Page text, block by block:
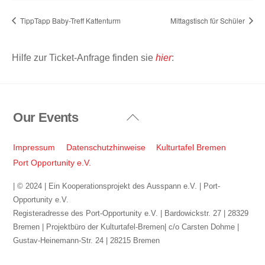
TippTapp Baby-Treff Kattenturm Mittagstisch für Schüler
Hilfe zur Ticket-Anfrage finden sie hier:
Back
Top
Our Events
Impressum Datenschutzhinweise
Kulturtafel Bremen
Port Opportunity e.V.
| © 2024 | Ein Kooperationsprojekt des Ausspann e.V. | Port-
Opportunity e.V.
Registeradresse des Port-Opportunity e.V. | Bardowickstr. 27 | 28329
Bremen | Projektbüro der Kulturtafel-Bremen| c/o Carsten Dohme |
Gustav-Heinemann-Str. 24 | 28215 Bremen